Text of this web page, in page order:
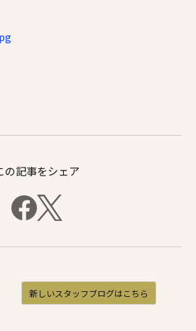
の記事をシェア
新しいスタッフブログはこちら